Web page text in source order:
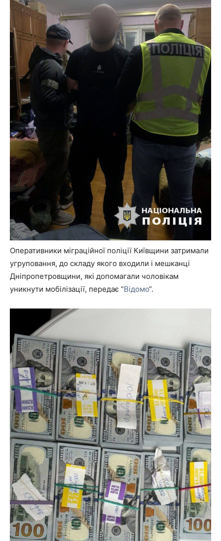
Оперативники міграційної поліції Київщини затримали
угруповання, до складу якого входили і мешканці
Дніпропетровщини, які допомагали чоловікам
уникнути мобілізації, передає “Відомо“.